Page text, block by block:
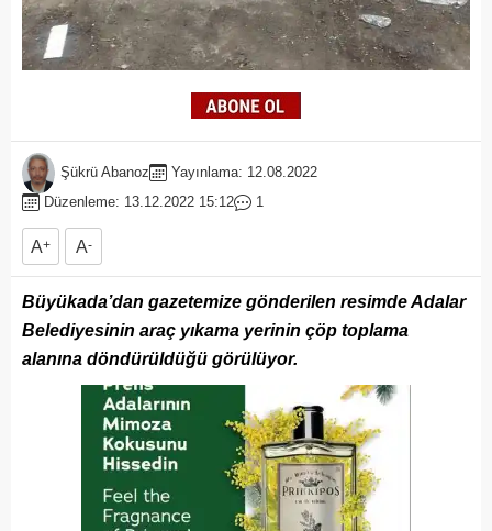
Şükrü Abanoz
Yayınlama: 12.08.2022
Düzenleme: 13.12.2022 15:12
1
A+ A-
Büyükada’dan gazetemize gönderilen resimde Adalar
Belediyesinin araç yıkama yerinin çöp toplama
alanına döndürüldüğü görülüyor.